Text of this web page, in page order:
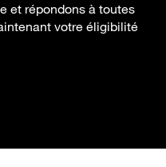
et répondons à toutes
votre éligibilité